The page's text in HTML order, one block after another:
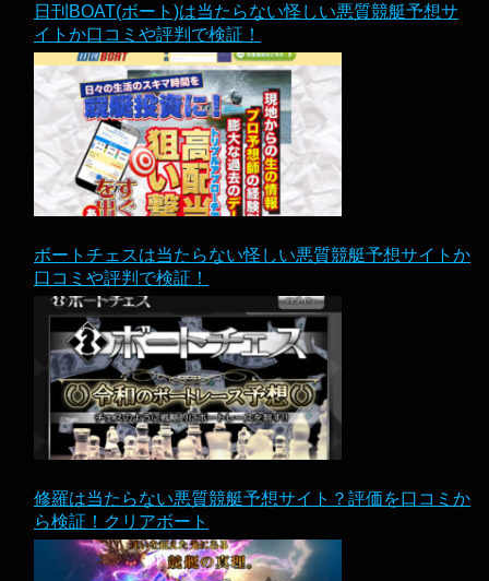
日刊BOAT(ボート)は当たらない怪しい悪質競艇予想サ
イトか口コミや評判で検証！
ボートチェスは当たらない怪しい悪質競艇予想サイトか
口コミや評判で検証！
修羅は当たらない悪質競艇予想サイト？評価を口コミか
ら検証！クリアボート